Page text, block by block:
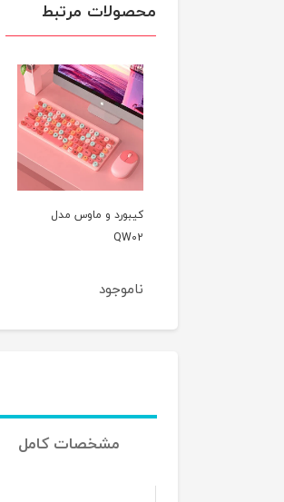
محصولات مرتبط
کیبورد و ماوس بی سیم
ناموجود
مشخصات کامل